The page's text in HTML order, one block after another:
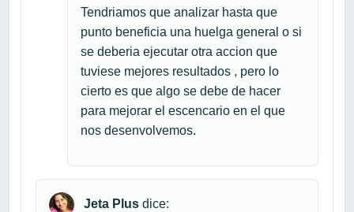
Tendriamos que analizar hasta que
punto beneficia una huelga general o si
se deberia ejecutar otra accion que
tuviese mejores resultados , pero lo
cierto es que algo se debe de hacer
para mejorar el escencario en el que
nos desenvolvemos.
Jeta Plus dice: